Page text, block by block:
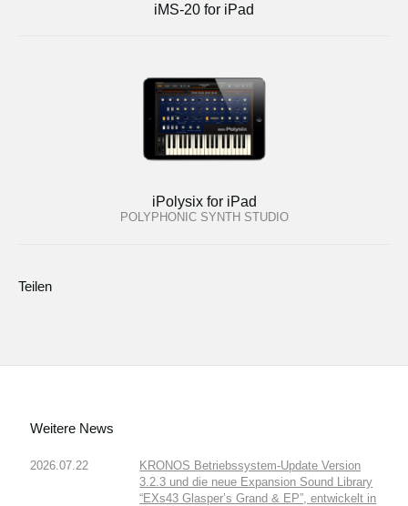
iMS-20 for iPad
iPolysix for iPad
POLYPHONIC SYNTH STUDIO
Teilen
Weitere News
2026.07.22
KRONOS Betriebssystem-Update Version
3.2.3 und die neue Expansion Sound Library
“EXs43 Glasper’s Grand & EP”, entwickelt in